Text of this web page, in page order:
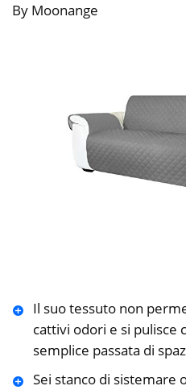
By Moonange
Il suo tessuto non
cattivi odori e si pulisce
semplice passata di
Sei stanco di sistemare